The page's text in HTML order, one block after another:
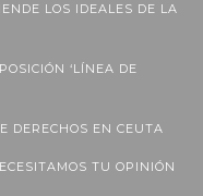
LOS IDEALES DE LA
‘LÍNEA DE
DERECHOS EN CEUTA
TU OPINIÓN